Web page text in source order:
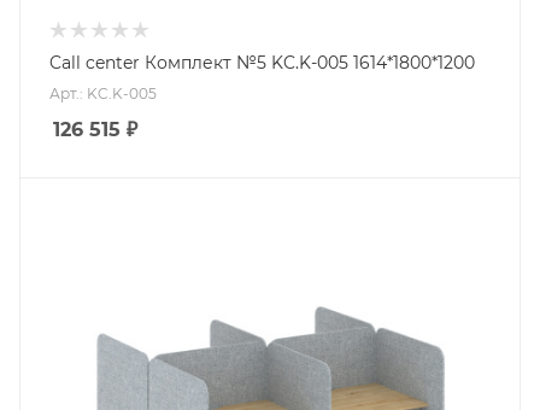
Call center Комплект №5 KC.K-005 1614*1800*1200
Арт.: KC.K-005
126 515 ₽